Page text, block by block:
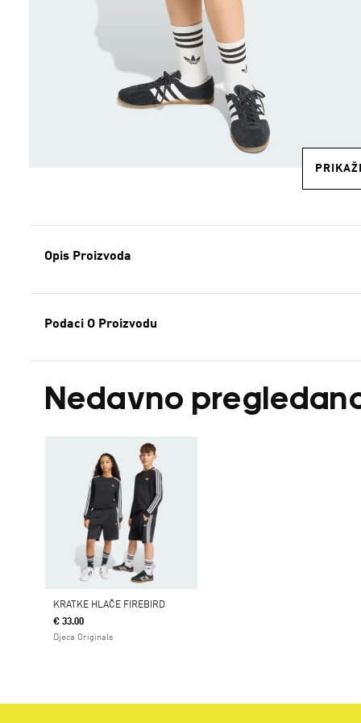
Opis Proizvoda
Podaci O Proizvodu
Nedavno
KRATKE HLAČE FIREBIRD
€ 33.00
Djeca Originals